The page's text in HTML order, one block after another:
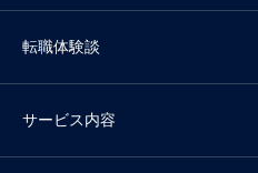
転職体験談
サービス内容